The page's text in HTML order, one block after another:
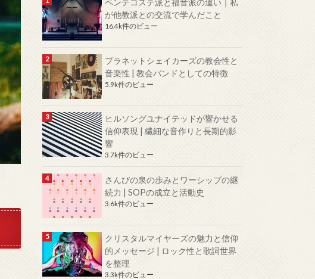
ペンテコステ派と福音派の違い｜私
が他教派との交流で学んだこと
16.4k件のビュー
プラネットシェイカーズの教会性と
音楽性 | 教会バンドとしての特徴
5.9k件のビュー
ヒルソングユナイテッドが響かせる
信仰表現 | 繊細な音作りと長期的影
響
3.7k件のビュー
さんびの泉の歩みとワーシップの継
続力 | SOPの成立と活動史
3.6k件のビュー
クリスタルマイヤーズの魅力と信仰
的メッセージ | ロック性と歌詞世界
を整理
3.3k件のビュー